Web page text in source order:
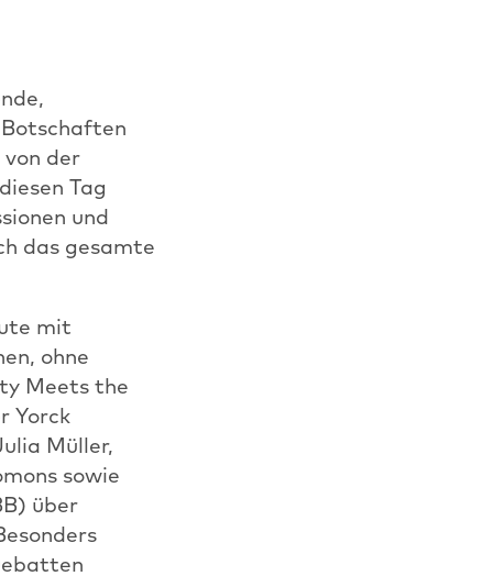
der
Tag
und
das gesamte
mit
ohne
Meets the
Yorck
Müller,
sowie
über